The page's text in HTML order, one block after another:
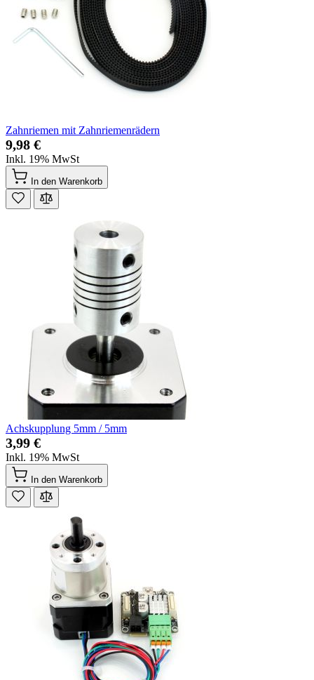
Zahnriemen mit Zahnriemenrädern
9,98 €
Inkl. 19% MwSt
In den Warenkorb
Achskupplung 5mm / 5mm
3,99 €
Inkl. 19% MwSt
In den Warenkorb